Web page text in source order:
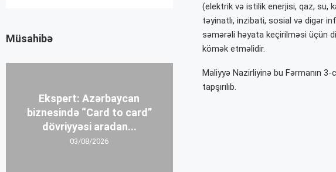
(elektrik və istilik enerjisi, qaz, su,
təyinatlı, inzibati, sosial və digər
səmərəli həyata keçirilməsi üçün
kömək etməlidir.
Maliyyə Nazirliyinə bu Fərmanın
tapşırılıb.
Müsahibə
Ekspert: Azərbaycan
biznesində “Card to card”
dövriyyəsi aradan...
03/08/2026